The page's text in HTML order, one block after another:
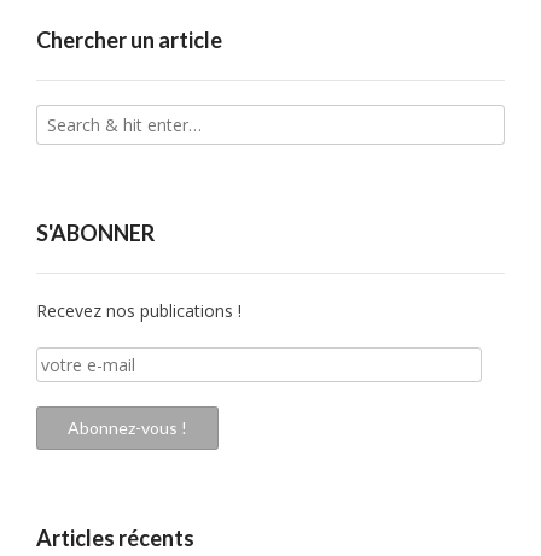
Chercher un article
S'ABONNER
Recevez nos publications !
votre
e-
mail
Abonnez-vous !
Articles récents